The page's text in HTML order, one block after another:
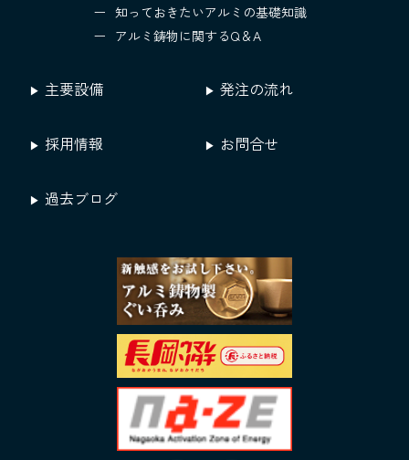
知っておきたいアルミの基礎知識
アルミ鋳物に関するQ＆A
主要設備 発注の流れ
採用情報 お問合せ
過去ブログ